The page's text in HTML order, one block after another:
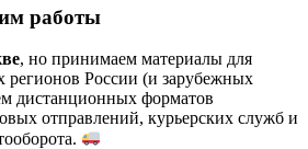
работы
, но принимаем материалы для
регионов России (и зарубежных
дистанционных форматов
отправлений, курьерских служб и